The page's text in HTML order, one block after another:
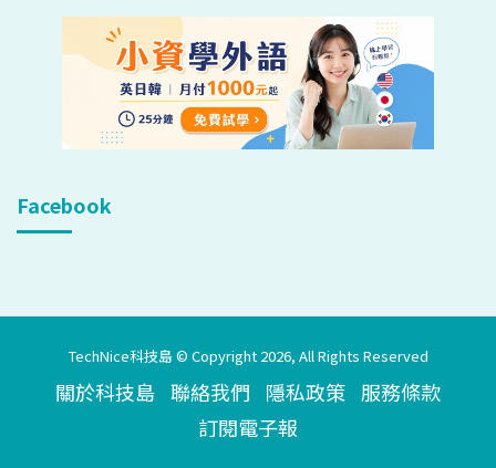
Facebook
TechNice科技島 © Copyright 2026, All Rights Reserved
關於科技島 聯絡我們 隱私政策 服務條款
訂閱電子報